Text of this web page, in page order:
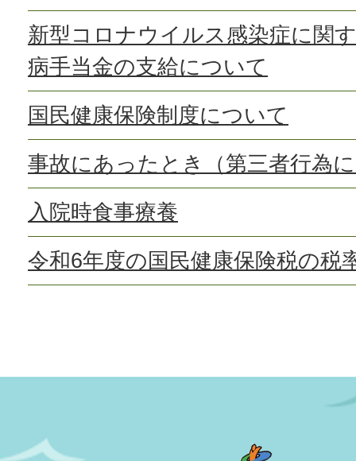
新型コロナウイルス感染症に関
病手当金の支給について
国民健康保険制度について
事故にあったとき（第三者行為
入院時食事療養
令和6年度の国民健康保険税の税